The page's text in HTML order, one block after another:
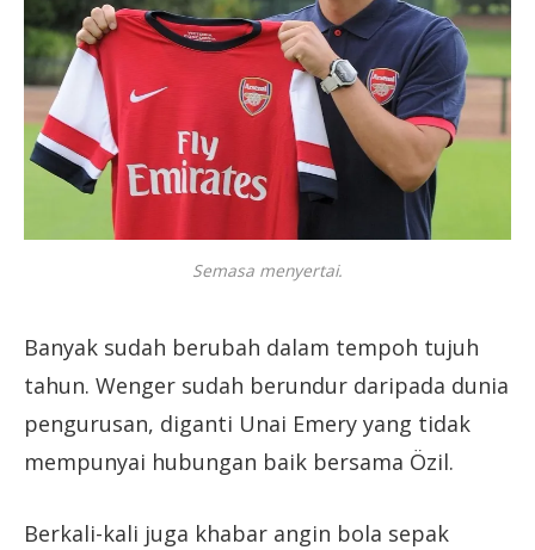
Semasa menyertai.
Banyak sudah berubah dalam tempoh tujuh
tahun. Wenger sudah berundur daripada dunia
pengurusan, diganti Unai Emery yang tidak
mempunyai hubungan baik bersama Özil.
Berkali-kali juga khabar angin bola sepak